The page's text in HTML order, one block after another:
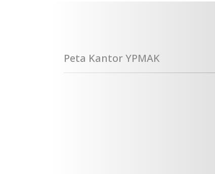
Peta Kantor YPMAK